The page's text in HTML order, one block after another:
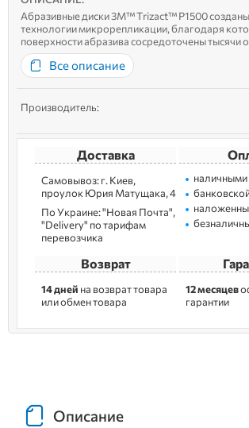
Абразивные диски 3M™ Trizact™ P1500
технологии микрорепликации, благодаря
поверхности абразива сосредоточены тысячи
пирамид, состоящих из минералов. По мере
фигур стачиваются, обнажая острые кромки
вследств...
Все описание
Производитель:
Доставка
Самовывоз: г. Kиев,
пpoулoк Юрия Матущака, 4
По Украине: "Новая Почта",
"Delivery" по тарифам
перевозчика
наличными
Возврат
14 дней на возврат товара
или обмен товара
12 месяцев
гарантии
Описание